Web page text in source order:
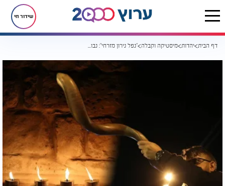
שידור חי
דף הבית יהדות מיסטיקה וקבלה "נפל נירון מזרחי": נבואת רשב"י על דמשק מסעירה את העולם היהודי